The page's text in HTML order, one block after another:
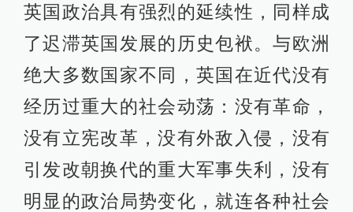
英国政治具有强烈的延续性，同样成
了迟滞英国发展的历史包袱。与欧洲
绝大多数国家不同，英国在近代没有
经历过重大的社会动荡：没有革命，
没有立宪改革，没有外敌入侵，没有
引发改朝换代的重大军事失利，没有
明显的政治局势变化，就连各种社会